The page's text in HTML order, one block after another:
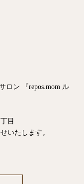
ロン 『repos.mom ル
目
いたします。